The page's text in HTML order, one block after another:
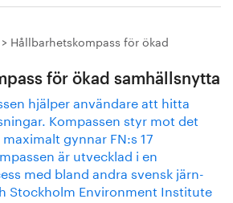
Hållbarhetskompass för ökad
för ökad samhällsnytta
hjälper användare att hitta
Kompassen styr mot det
gynnar FN:s 17
är utvecklad i en
med bland andra svensk järn-
Stockholm Environment Institute